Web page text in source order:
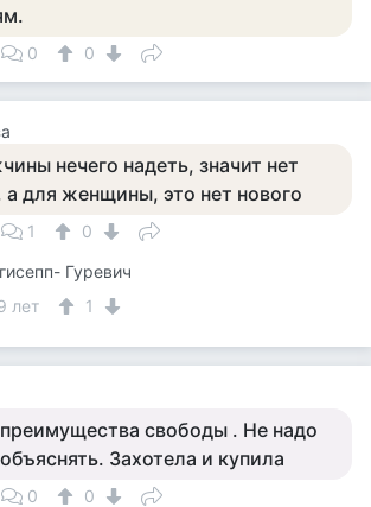
0 0
нечего надеть, значит нет
а для женщины, это нет нового
1
0
Гуревич
лет
1
свободы . Не надо
Захотела и купила
0 0